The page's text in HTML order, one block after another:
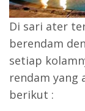
Di sari ater
berendam
setiap
rendam yang
berikut :